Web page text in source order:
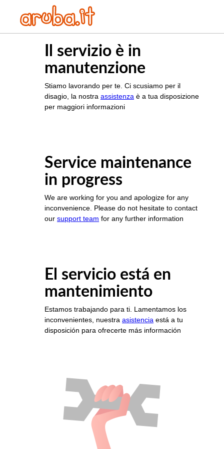
Il servizio è in
manutenzione
Stiamo lavorando per te. Ci scusiamo per il
disagio, la nostra assistenza è a tua disposizione
per maggiori informazioni
Service maintenance
in progress
We are working for you and apologize for any
inconvenience. Please do not hesitate to contact
our support team for any further information
El servicio está en
mantenimiento
Estamos trabajando para ti. Lamentamos los
inconvenientes, nuestra asistencia está a tu
disposición para ofrecerte más información